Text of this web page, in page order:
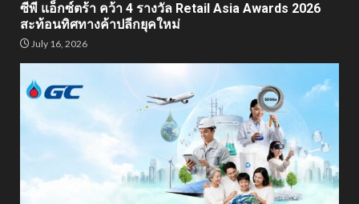
ซีพี แอ็กซ์ตร้า คว้า 4 รางวัล Retail Asia Awards 2026
สะท้อนทิศทางค้าปลีกยุคใหม่
July 16, 2026